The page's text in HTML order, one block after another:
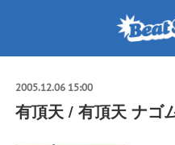
2005.12.06 15:00
有頂天 / 有頂天 ナゴ